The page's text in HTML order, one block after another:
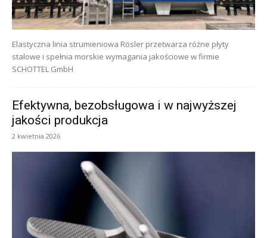
Elastyczna linia strumieniowa Rösler przetwarza różne płyty
stalowe i spełnia morskie wymagania jakościowe w firmie
SCHOTTEL GmbH
Efektywna, bezobsługowa i w najwyższej
jakości produkcja
2 kwietnia 2026